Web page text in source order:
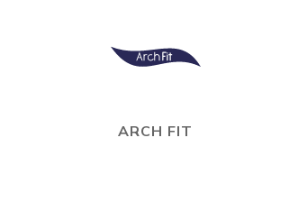
ARCH FIT